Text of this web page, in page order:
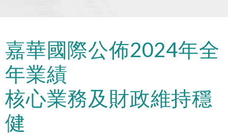
嘉華國際公佈2024年全
年業績
核心業務及財政維持穩
健